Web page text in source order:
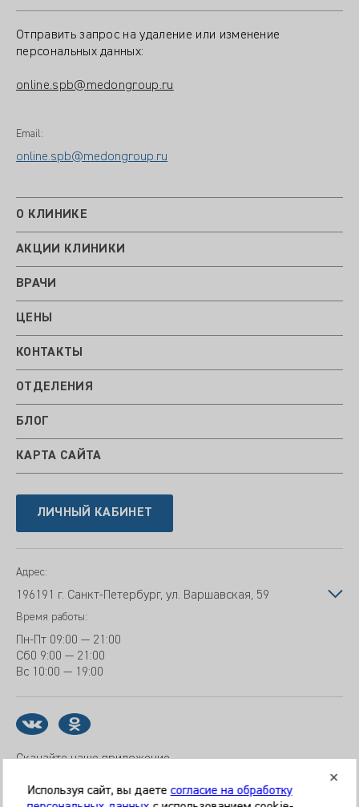
Отправить запрос на удаление или изменение
персональных данных:
online.spb@medongroup.ru
Email:
online.spb@medongroup.ru
О КЛИНИКЕ
АКЦИИ КЛИНИКИ
ВРАЧИ
ЦЕНЫ
КОНТАКТЫ
ОТДЕЛЕНИЯ
БЛОГ
КАРТА САЙТА
ЛИЧНЫЙ КАБИНЕТ
Адрес:
196191 г. Санкт-Петербург, ул. Варшавская, 59
Время работы:
Пн-Пт 09:00 — 21:00
Сб0 9:00 — 21:00
Вс 10:00 — 19:00
Скачайте наше приложение
Используя сайт, вы даете согласие на обработку